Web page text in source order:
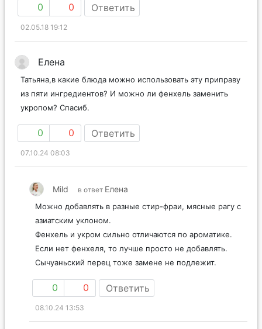
0 0 Ответить
02.05.18 19:12
Елена
Татьяна,в какие блюда можно использовать эту приправу
из пяти ингредиентов? И можно ли фенхель заменить
укропом? Спасиб.
0 0 Ответить
07.10.24 08:03
Mild в ответ Елена
Можно добавлять в разные стир-фраи, мясные рагу с
азиатским уклоном.
Фенхель и укром сильно отличаются по ароматике.
Если нет фенхеля, то лучше просто не добавлять.
Сычуаньский перец тоже замене не подлежит.
0 0 Ответить
08.10.24 13:53